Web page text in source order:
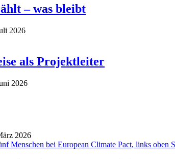
– was bleibt
2026
als Projektleiter
2026
2026